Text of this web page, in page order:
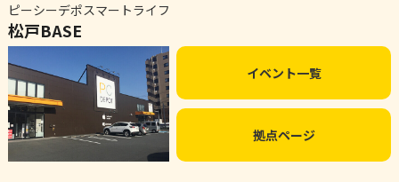
ピーシーデポスマートライフ
松戸BASE
イベント一覧
拠点ページ